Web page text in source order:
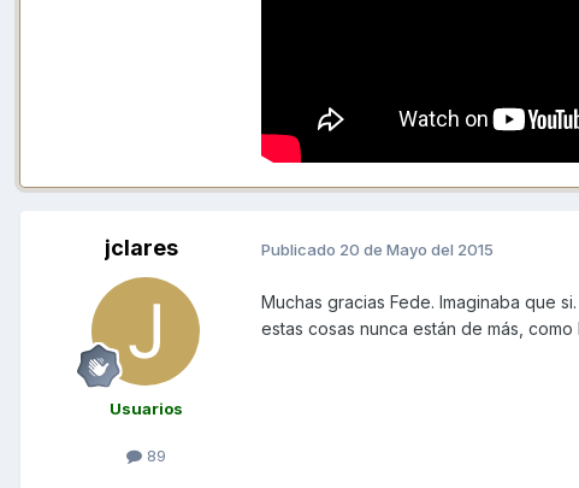
jclares
Usuarios
89
Publicado 20 de Mayo del 2015
Muchas gracias Fede. Imaginaba que
estas cosas nunca están de más,